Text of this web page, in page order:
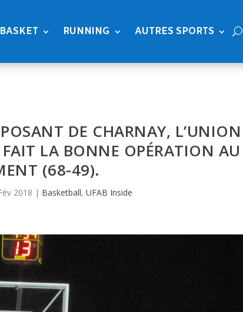
BASKET RUNNING AUTRES SPORTS
DE CHARNAY, L’UNION
LA BONNE OPÉRATION AU
(68-49).
2018 | Basketball,UFAB Inside